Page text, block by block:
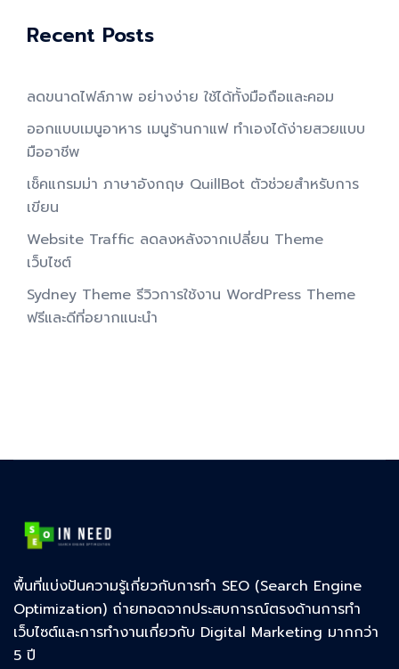
Recent Posts
ลดขนาดไฟล์ภาพ อย่างง่าย ใช้ได้ทั้งมือถือและคอม
ออกแบบเมนูอาหาร เมนูร้านกาแฟ ทำเองได้ง่ายสวยแบบ
มืออาชีพ
เช็คแกรมม่า ภาษาอังกฤษ QuillBot ตัวช่วยสำหรับการ
เขียน
Website Traffic ลดลงหลังจากเปลี่ยน Theme
เว็บไซต์
Sydney Theme รีวิวการใช้งาน WordPress Theme
ฟรีและดีที่อยากแนะนำ
พื้นที่แบ่งปันความรู้เกี่ยวกับการทำ SEO (Search Engine
Optimization) ถ่ายทอดจากประสบการณ์ตรงด้านการทำ
เว็บไซต์และการทำงานเกี่ยวกับ Digital Marketing มากกว่า
5 ปี